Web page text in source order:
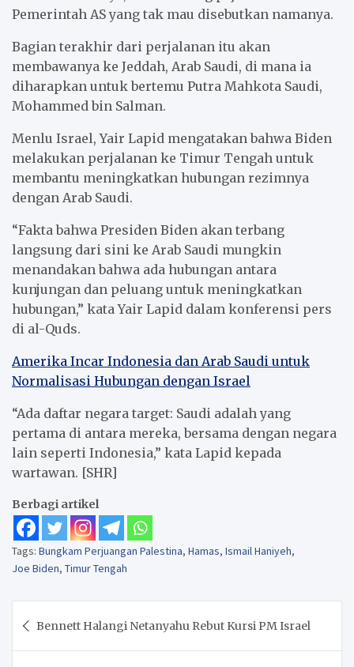
Pemerintah AS yang tak mau disebutkan namanya.
Bagian terakhir dari perjalanan itu akan
membawanya ke Jeddah, Arab Saudi, di mana ia
diharapkan untuk bertemu Putra Mahkota Saudi,
Mohammed bin Salman.
Menlu Israel, Yair Lapid mengatakan bahwa Biden
melakukan perjalanan ke Timur Tengah untuk
membantu meningkatkan hubungan rezimnya
dengan Arab Saudi.
“Fakta bahwa Presiden Biden akan terbang
langsung dari sini ke Arab Saudi mungkin
menandakan bahwa ada hubungan antara
kunjungan dan peluang untuk meningkatkan
hubungan,” kata Yair Lapid dalam konferensi pers
di al-Quds.
Amerika Incar Indonesia dan Arab Saudi untuk
Normalisasi Hubungan dengan Israel
“Ada daftar negara target: Saudi adalah yang
pertama di antara mereka, bersama dengan negara
lain seperti Indonesia,” kata Lapid kepada
wartawan. [SHR]
Berbagi artikel
Tags: Bungkam Perjuangan Palestina, Hamas, Ismail Haniyeh,
Joe Biden, Timur Tengah
posBennett Halangi Netanyahu Rebut Kursi PM Israel